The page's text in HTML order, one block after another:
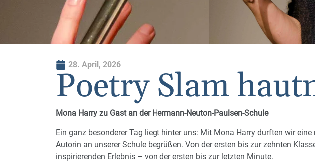
28. April, 2026
Poetry Slam
Mona Harry zu Gast an der Hermann-Neuton-Paulsen-Schule
Ein ganz besonderer Tag liegt hinter uns: Mit Mona Harry durften wir
Autorin an unserer Schule begrüßen. Von der ersten bis zur zehnten
inspirierenden Erlebnis – von der ersten bis zur letzten Minute.